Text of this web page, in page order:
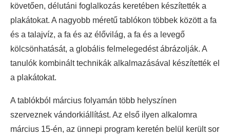
követően, délutáni foglalkozás keretében készítették a
plakátokat. A nagyobb méretű tablókon többek között a fa
és a talajvíz, a fa és az élővilág, a fa és a levegő
kölcsönhatását, a globális felmelegedést ábrázolják. A
tanulók kombinált technikák alkalmazásával készítették el
a plakátokat.
A tablókból március folyamán több helyszínen
szerveznek vándorkiállítást. Az első ilyen alkalomra
március 15-én, az ünnepi program keretén belül került sor